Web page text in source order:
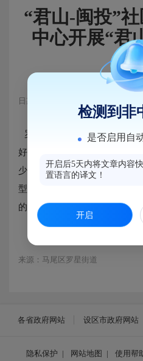
“君山-闽投”
中心开展“君
日期：2024-12-14 08:58
罗星街道君山社区汇聚多
好“一老一少”服务，2024年
少年活动中心开展“君山亲子
型墙绘的DIY制作，增进家庭
的动手能力和艺术鉴赏能力。
来源：马尾区罗星街道
各省政府网站 设区市政府网站
隐私保护 | 网站地图 | 使用帮
检测到非
是否启用自
开启后5天内将文章内容
置语言的译文！
开启